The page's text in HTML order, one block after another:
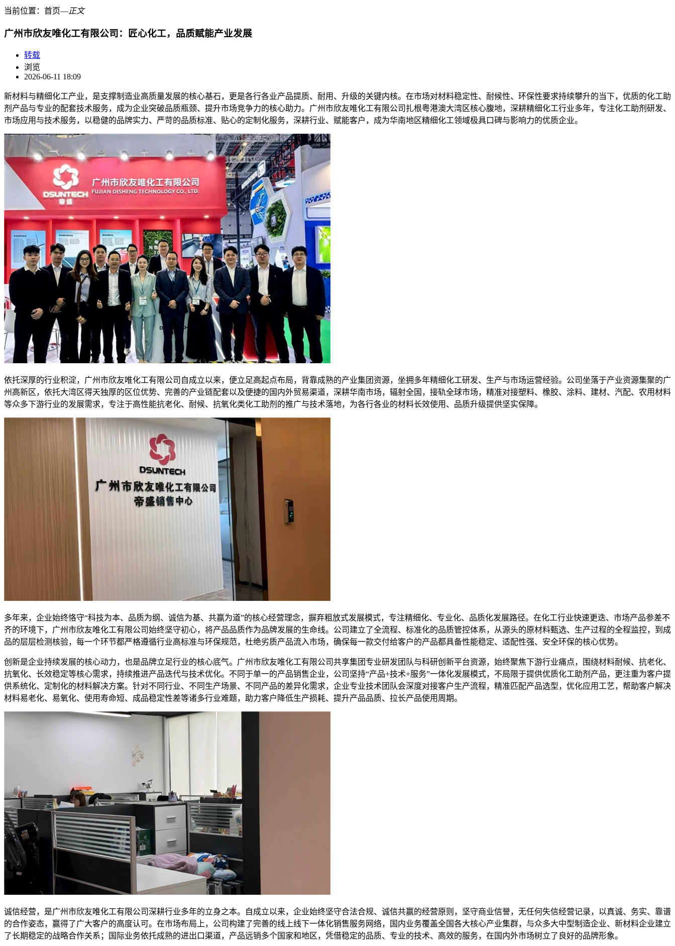
当前位置： 首页―正文
广州市欣友唯化工有限公司：匠心化工，品质赋能产业发展
转载
浏览
2026-06-11 18:09
新材料与精细化工产业，是支撑制造业高质量发展的核心基石，更是各行各业产品提质、耐用、升级的关键内核。在市场对材料稳定性、耐候性、环保性要求持续攀升的当下，优质的化工助
剂产品与专业的配套技术服务，成为企业突破品质瓶颈、提升市场竞争力的核心助力。广州市欣友唯化工有限公司扎根粤港澳大湾区核心腹地，深耕精细化工行业多年，专注化工助剂研发、
市场应用与技术服务，以稳健的品牌实力、严苛的品质标准、贴心的定制化服务，深耕行业、赋能客户，成为华南地区精细化工领域极具口碑与影响力的优质企业。
依托深厚的行业积淀，广州市欣友唯化工有限公司自成立以来，便立足高起点布局，背靠成熟的产业集团资源，坐拥多年精细化工研发、生产与市场运营经验。公司坐落于产业资源集聚的广
州高新区，依托大湾区得天独厚的区位优势、完善的产业链配套以及便捷的国内外贸易渠道，深耕华南市场，辐射全国，接轨全球市场，精准对接塑料、橡胶、涂料、建材、汽配、农用材料
等众多下游行业的发展需求，专注于高性能抗老化、耐候、抗氧化类化工助剂的推广与技术落地，为各行各业的材料长效使用、品质升级提供坚实保障。
多年来，企业始终恪守“科技为本、品质为纲、诚信为基、共赢为道”的核心经营理念，摒弃粗放式发展模式，专注精细化、专业化、品质化发展路径。在化工行业快速更迭、市场产品参差不
齐的环境下，广州市欣友唯化工有限公司始终坚守初心，将产品品质作为品牌发展的生命线。公司建立了全流程、标准化的品质管控体系，从源头的原材料甄选、生产过程的全程监控，到成
品的层层检测核验，每一个环节都严格遵循行业高标准与环保规范，杜绝劣质产品流入市场，确保每一款交付给客户的产品都具备性能稳定、适配性强、安全环保的核心优势。
创新是企业持续发展的核心动力，也是品牌立足行业的核心底气。广州市欣友唯化工有限公司共享集团专业研发团队与科研创新平台资源，始终聚焦下游行业痛点，围绕材料耐候、抗老化、
抗氧化、长效稳定等核心需求，持续推进产品迭代与技术优化。不同于单一的产品销售企业，公司坚持“产品+技术+服务”一体化发展模式，不局限于提供优质化工助剂产品，更注重为客户提
供系统化、定制化的材料解决方案。针对不同行业、不同生产场景、不同产品的差异化需求，企业专业技术团队会深度对接客户生产流程，精准匹配产品选型，优化应用工艺，帮助客户解决
材料易老化、易氧化、使用寿命短、成品稳定性差等诸多行业难题，助力客户降低生产损耗、提升产品品质、拉长产品使用周期。
诚信经营，是广州市欣友唯化工有限公司深耕行业多年的立身之本。自成立以来，企业始终坚守合法合规、诚信共赢的经营原则，坚守商业信誉，无任何失信经营记录，以真诚、务实、靠谱
的合作姿态，赢得了广大客户的高度认可。在市场布局上，公司构建了完善的线上线下一体化销售服务网络，国内业务覆盖全国各大核心产业集群，与众多大中型制造企业、新材料企业建立
了长期稳定的战略合作关系；国际业务依托成熟的进出口渠道，产品远销多个国家和地区，凭借稳定的品质、专业的技术、高效的服务，在国内外市场树立了良好的品牌形象。